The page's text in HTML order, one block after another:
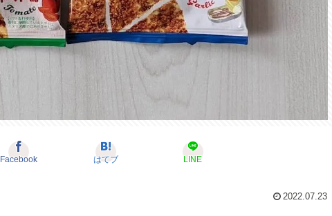
Facebook はてブ LINE
2022.07.23